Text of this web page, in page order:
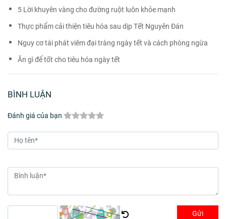
5 Lời khuyên vàng cho đường ruột luôn khỏe mạnh
Thực phẩm cải thiện tiêu hóa sau dịp Tết Nguyên Đán
Nguy cơ tái phát viêm đại tràng ngày tết và cách phòng ngừa
Ăn gì để tốt cho tiêu hóa ngày tết
BÌNH LUẬN
Đánh giá của bạn
Gửi